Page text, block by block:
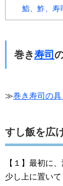
鮨、鮓、寿
巻き寿司
≫巻き寿司の
すし飯を広
【１】最初に
少し上に置いて